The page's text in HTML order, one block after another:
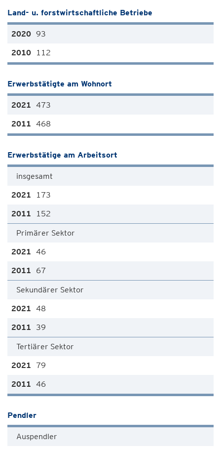
Land- u. forstwirtschaftliche Betriebe
93
112
Erwerbstätigte am Wohnort
473
468
Erwerbstätige am Arbeitsort
insgesamt
173
152
Primärer Sektor
46
67
Sekundärer Sektor
48
39
Tertiärer Sektor
79
46
Pendler
Auspendler